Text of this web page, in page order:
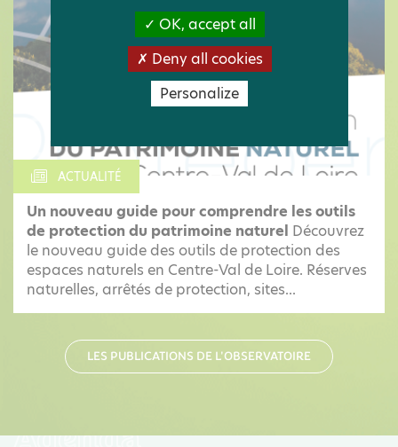
ACTUALITÉ
Un nouveau guide pour comprendre les outils
de protection du patrimoine naturel Découvrez
le nouveau guide des outils de protection des
espaces naturels en Centre-Val de Loire. Réserves
naturelles, arrêtés de protection, sites...
LES PUBLICATIONS DE L'OBSERVATOIRE
OK, accept all
Deny all cookies
Personalize